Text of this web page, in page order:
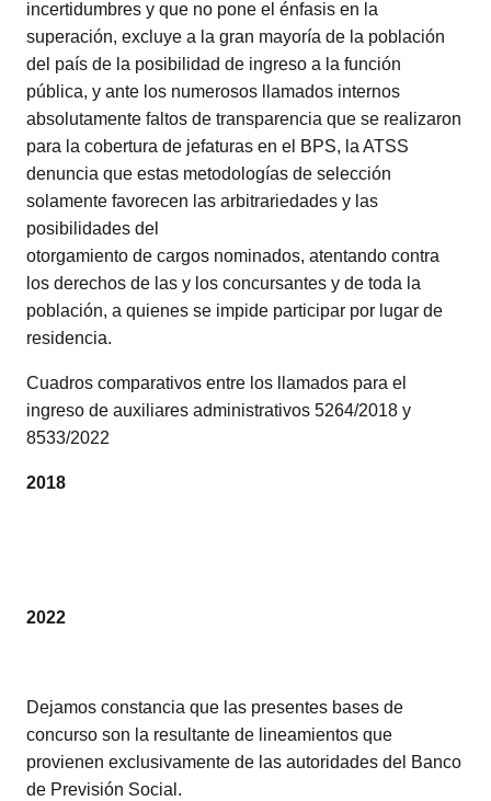
incertidumbres y que no pone el énfasis en la
superación, excluye a la gran mayoría de la población
del país de la posibilidad de ingreso a la función
pública, y ante los numerosos llamados internos
absolutamente faltos de transparencia que se realizaron
para la cobertura de jefaturas en el BPS, la ATSS
denuncia que estas metodologías de selección
solamente favorecen las arbitrariedades y las
posibilidades del
otorgamiento de cargos nominados, atentando contra
los derechos de las y los concursantes y de toda la
población, a quienes se impide participar por lugar de
residencia.
Cuadros comparativos entre los llamados para el
ingreso de auxiliares administrativos 5264/2018 y
8533/2022
2018
2022
Dejamos constancia que las presentes bases de
concurso son la resultante de lineamientos que
provienen exclusivamente de las autoridades del Banco
de Previsión Social.